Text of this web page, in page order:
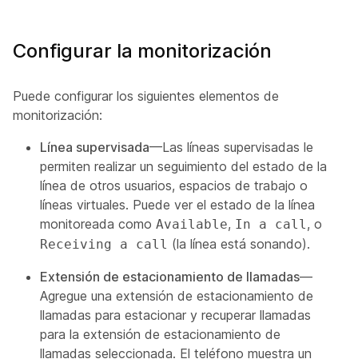
Configurar la monitorización
Puede configurar los siguientes elementos de
monitorización:
Línea supervisada—Las líneas supervisadas le
permiten realizar un seguimiento del estado de la
línea de otros usuarios, espacios de trabajo o
líneas virtuales. Puede ver el estado de la línea
monitoreada como Available, In a call, o
Receiving a call (la línea está sonando).
Extensión de estacionamiento de llamadas—
Agregue una extensión de estacionamiento de
llamadas para estacionar y recuperar llamadas
para la extensión de estacionamiento de
llamadas seleccionada. El teléfono muestra un